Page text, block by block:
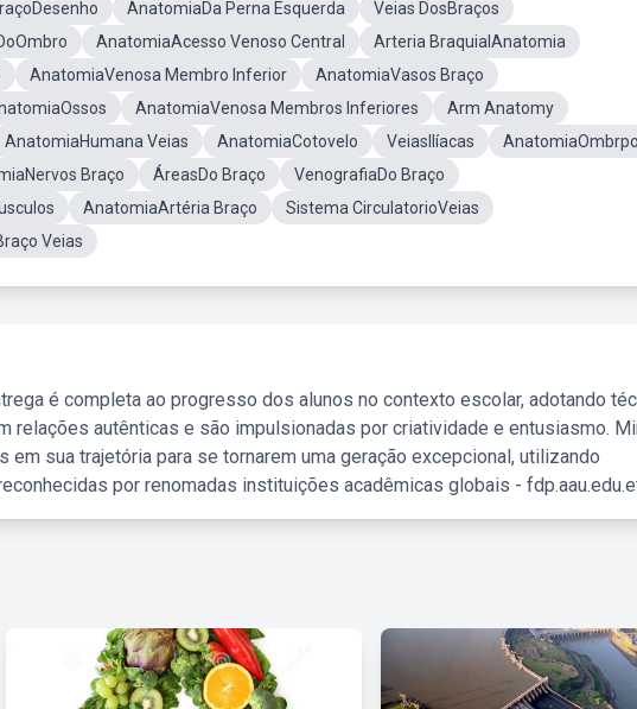
AnatomiaDa Perna Esquerda
Veias DosBraços
AnatomiaAcesso Venoso Central
Arteria BraquialAnatomia
AnatomiaVenosa Membro Inferior
AnatomiaVasos Braço
AnatomiaVenosa Membros Inferiores
Arm Anatomy
AnatomiaHumana Veias AnatomiaCotovelo VeiasIlíacas
Braço ÁreasDo Braço
VenografiaDo Braço
AnatomiaArtéria Braço
Sistema CirculatorioVeias
Veias
é completa ao progresso dos alunos no contexto escolar, adotando
relações autênticas e são impulsionadas por criatividade e entusiasmo.
em sua trajetória para se tornarem uma geração excepcional, utilizando
por renomadas instituições acadêmicas globais -